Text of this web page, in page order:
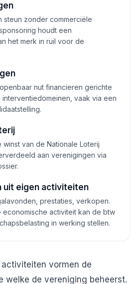
steun zonder commerciële
houdt een
het merk in ruil voor de
nut financieren gerichte
vaak via een
winst van de Nationale Loterij
aan verenigingen via
uit eigen activiteiten
prestaties, verkopen.
economische activiteit kan de btw
in werking stellen.
vormen de
welke de vereniging beheerst.